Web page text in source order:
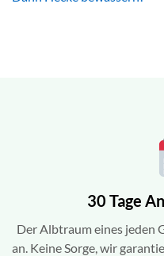
30 Tage
Der Albtraum eines jeden
an. Keine Sorge, wir